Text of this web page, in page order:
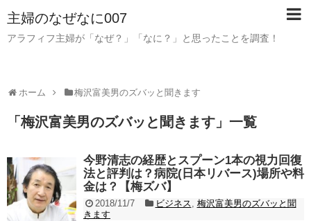
主婦のなぜなに007
アラフィフ主婦が「なぜ？」「なに？」と思ったことを調査！
ホーム 梅沢富美男のズバッと聞きます
「 梅沢富美男のズバッと聞きます 」 一覧
今野清志の経歴とスプーン1本の視力回復
法と評判は？病院(日本リバース)場所や料
金は？【梅ズバ】
2018/11/7 ビジネス, 梅沢富美男のズバッと聞
きます